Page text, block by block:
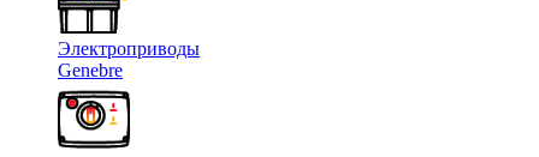
Электроприводы
Genebre